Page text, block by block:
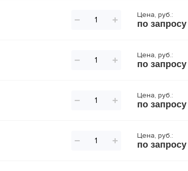
− + Цена, руб.:
по запросу
− + Цена, руб.:
по запросу
− + Цена, руб.:
по запросу
− + Цена, руб.:
по запросу